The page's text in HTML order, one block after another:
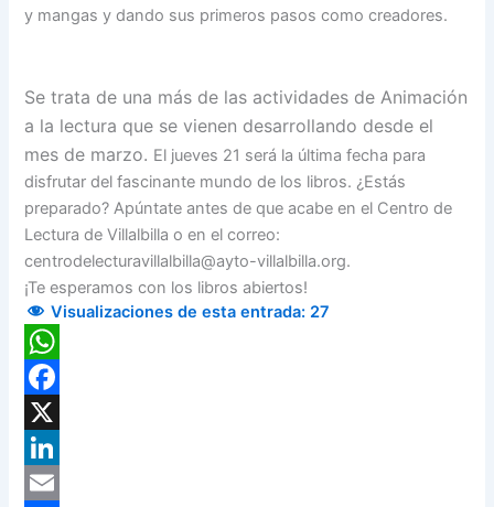
y mangas y dando sus primeros pasos como creadores.
Se trata de una más de las actividades de Animación
a la lectura que se vienen desarrollando desde el
mes de marzo. El jueves 21 será la última fecha para
disfrutar del fascinante mundo de los libros. ¿Estás
preparado? Apúntate antes de que acabe en el Centro de
Lectura de Villalbilla o en el correo:
centrodelecturavillalbilla@ayto-villalbilla.org.
¡Te esperamos con los libros abiertos!
Visualizaciones de esta entrada: 27
WhatsApp
Facebook
X
LinkedIn